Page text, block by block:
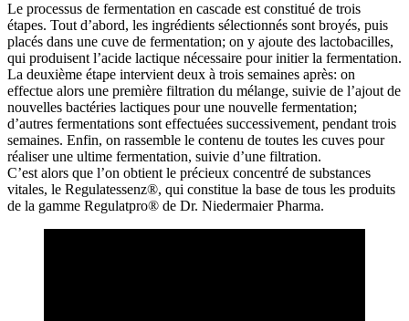
Le processus de fermentation en cascade est constitué de trois
étapes. Tout d’abord, les ingrédients sélectionnés sont broyés, puis
placés dans une cuve de fermentation; on y ajoute des lactobacilles,
qui produisent l’acide lactique nécessaire pour initier la fermentation.
La deuxième étape intervient deux à trois semaines après: on
effectue alors une première filtration du mélange, suivie de l’ajout de
nouvelles bactéries lactiques pour une nouvelle fermentation;
d’autres fermentations sont effectuées successivement, pendant trois
semaines. Enfin, on rassemble le contenu de toutes les cuves pour
réaliser une ultime fermentation, suivie d’une filtration.
C’est alors que l’on obtient le précieux concentré de substances
vitales, le Regulatessenz®, qui constitue la base de tous les produits
de la gamme Regulatpro® de Dr. Niedermaier Pharma.